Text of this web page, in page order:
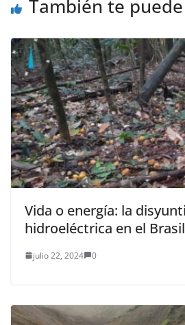
También te
Vida o energía: la
hidroeléctrica en el
julio 22, 2024 0